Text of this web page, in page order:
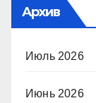
Архив
Июль 2026
Июнь 2026